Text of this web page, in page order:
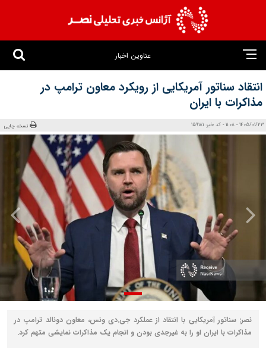
عناوین اخبار
انتقاد سناتور آمریکایی از رویکرد معاون ترامپ در
مذاکرات با ایران
1405/01/23 - 11:08 - کد خبر: 159181 نسخه چاپی
نصر: سناتور آمریکایی با انتقاد از عملکرد جی.دی ونس، معاون دونالد ترامپ در
مذاکرات با ایران او را به غیرجدی بودن و انجام یک مذاکرات نمایشی متهم کرد.